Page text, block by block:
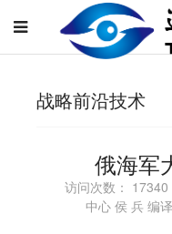
战略前沿技术
俄海军
访问次数：
中心 侯 兵 编